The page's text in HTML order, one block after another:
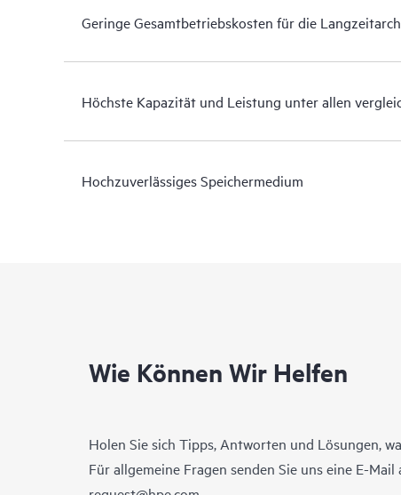
Geringe Gesamtbetriebskosten für die
Höchste Kapazität und Leistung unter allen
Hochzuverlässiges Speichermedium
Wie Können Wir Helfen
Holen Sie sich Tipps, Antworten und Lösungen,
Für allgemeine Fragen senden Sie uns eine E-Mail